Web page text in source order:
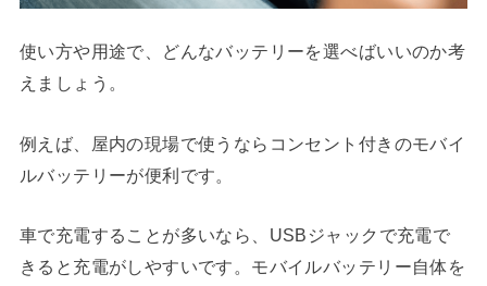
使い方や用途で、どんなバッテリーを選べばいいのか考
えましょう。
例えば、屋内の現場で使うならコンセント付きのモバイ
ルバッテリーが便利です。
車で充電することが多いなら、USBジャックで充電で
きると充電がしやすいです。モバイルバッテリー自体を